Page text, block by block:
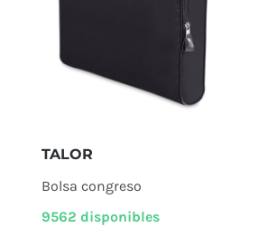
TALOR
Bolsa congreso
9562 disponibles